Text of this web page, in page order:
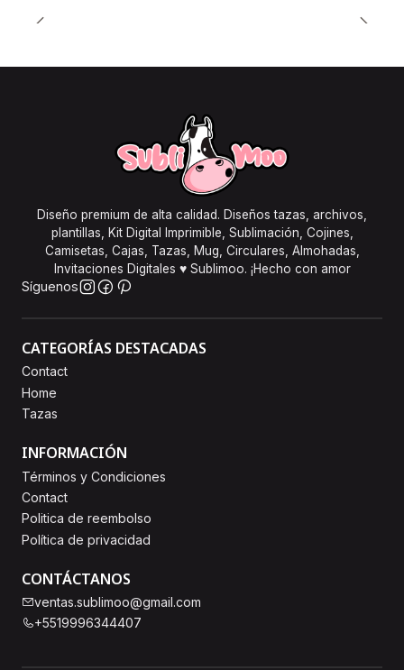
Diseño premium de alta calidad. Diseños tazas, archivos,
plantillas, Kit Digital Imprimible, Sublimación, Cojines,
Camisetas, Cajas, Tazas, Mug, Circulares, Almohadas,
Invitaciones Digitales ♥ Sublimoo. ¡Hecho con amor
Síguenos
CATEGORÍAS DESTACADAS
Contact
Home
Tazas
INFORMACIÓN
Términos y Condiciones
Contact
Politica de reembolso
Política de privacidad
CONTÁCTANOS
ventas.sublimoo@gmail.com
+5519996344407